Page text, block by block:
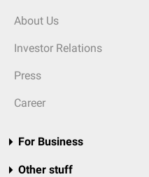
About Us
Investor Relations
Press
Career
For Business
Other stuff